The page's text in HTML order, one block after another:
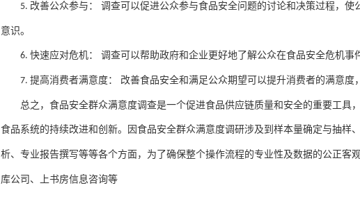
5. 改善公众参与： 调查可以促进公众参与食品安全问题的讨论和决策过程，
意识。
6. 快速应对危机： 调查可以帮助政府和企业更好地了解公众在食品安全危机事
7. 提高消费者满意度： 改善食品安全和满足公众期望可以提升消费者的满意度
总之，食品安全群众满意度调查是一个促进食品供应链质量和安全的重要工
食品系统的持续改进和创新。因 食品安全群众满意度调研涉及到样本量确定与抽样、
析、 专业报告撰写等等各个方面 ， 为了确保整个操作流程的专业性及数据的公正客
库公司 、 上书房信息咨询等